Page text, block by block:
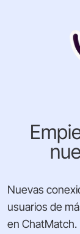
Nuevas
usuarios de
en